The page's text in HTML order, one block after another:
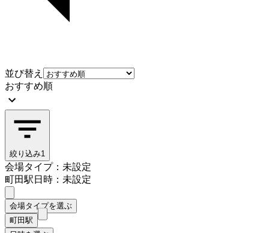
並び替え
おすすめ順
絞り込み1
会場タイプ：未設定
町田駅日時：未設定
会場タイプを選ぶ
町田駅